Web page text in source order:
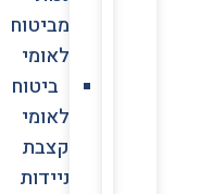
מביטוח
לאומי
ביטוח
לאומי
קצבת
ניידות